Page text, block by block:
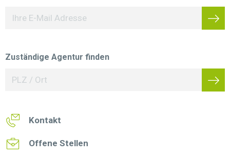
Zuständige Agentur finden
Kontakt
Offene Stellen